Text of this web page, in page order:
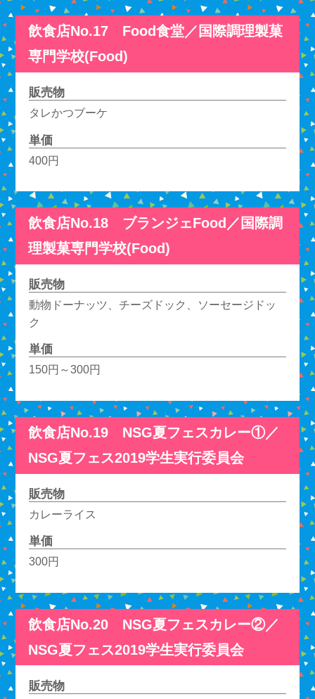
飲食店No.17 Food食堂／国際調理製菓
専門学校(Food)
販売物
タレかつブーケ
単価
400円
飲食店No.18 ブランジェFood／国際調
理製菓専門学校(Food)
販売物
動物ドーナッツ、チーズドック、ソーセージドッ
ク
単価
150円～300円
飲食店No.19 NSG夏フェスカレー①／
NSG夏フェス2019学生実行委員会
販売物
カレーライス
単価
300円
飲食店No.20 NSG夏フェスカレー②／
NSG夏フェス2019学生実行委員会
販売物